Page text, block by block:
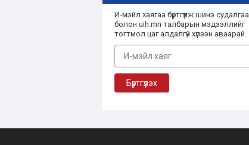
И-мэйл хаягаа бүртгүүлж шинэ судалгаа
болон uih.mn талбарын мэдээллийг
тогтмол цаг алдалгүй хүлээн аваарай.